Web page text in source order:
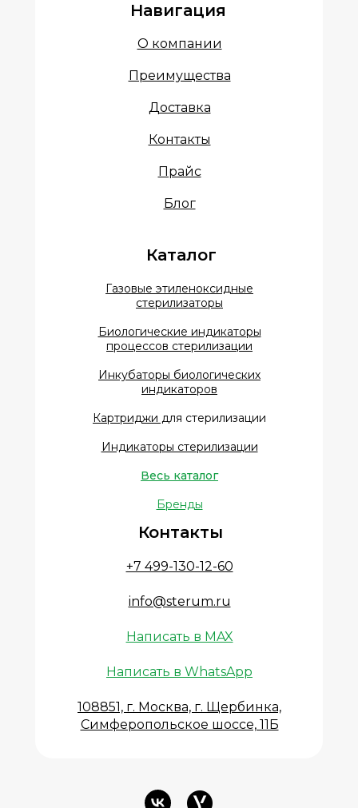
О компании
Преимущества
Доставка
Контакты
Прайс
Блог
+7 499-130-12-60
info@sterum.ru
Написать в MAX
Написать в WhatsApp
108851, г. Москва, г. Щербинка,
Симферопольское шоссе, 11Б
Навигация
Контакты
Каталог
Газовые этиленоксидные
стерилизаторы
Биологические индикаторы
процессов стерилизации
Инкубаторы биологических
индикаторов
Картриджи для стерилизации
Индикаторы стерилизации
Весь каталог
Бренды